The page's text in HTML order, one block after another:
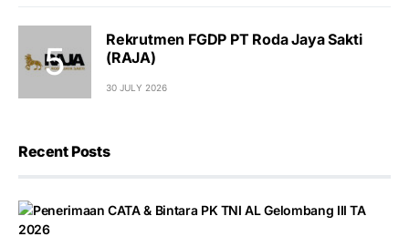
Rekrutmen FGDP PT Roda Jaya Sakti
(RAJA)
30 JULY 2026
Recent Posts